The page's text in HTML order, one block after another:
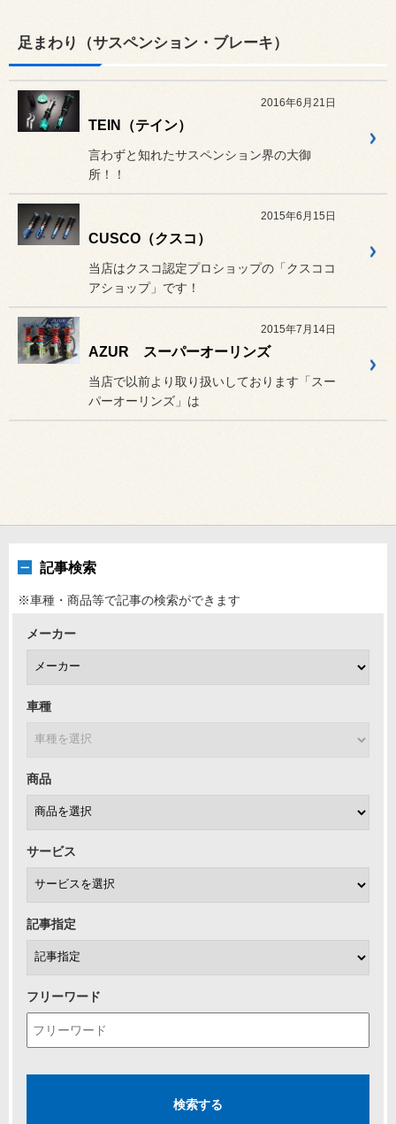
足まわり（サスペンション・ブレーキ）
2016年6月21日
TEIN（テイン）
言わずと知れたサスペンション界の大御
所！！
2015年6月15日
CUSCO（クスコ）
当店はクスコ認定プロショップの「クスココ
アショップ」です！
2015年7月14日
AZUR スーパーオーリンズ
当店で以前より取り扱いしております「スー
パーオーリンズ」は
記事検索
※車種・商品等で記事の検索ができます
メーカー
車種
商品
サービス
記事指定
フリーワード